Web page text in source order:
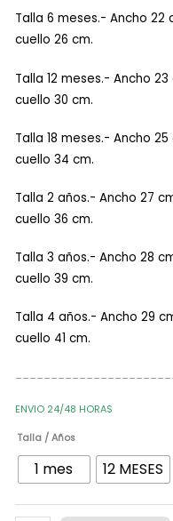
Talla 6 meses.- Ancho 22
cuello 26 cm.
Talla 12 meses.- Ancho
cuello 30 cm.
Talla 18 meses.- Ancho
cuello 34 cm.
Talla 2 años.- Ancho 27
cuello 36 cm.
Talla 3 años.- Ancho 28
cuello 39 cm.
Talla 4 años.- Ancho 29
cuello 41 cm.
ENVIO 24/48 HORAS
Talla / Años
1 mes 12 MESES